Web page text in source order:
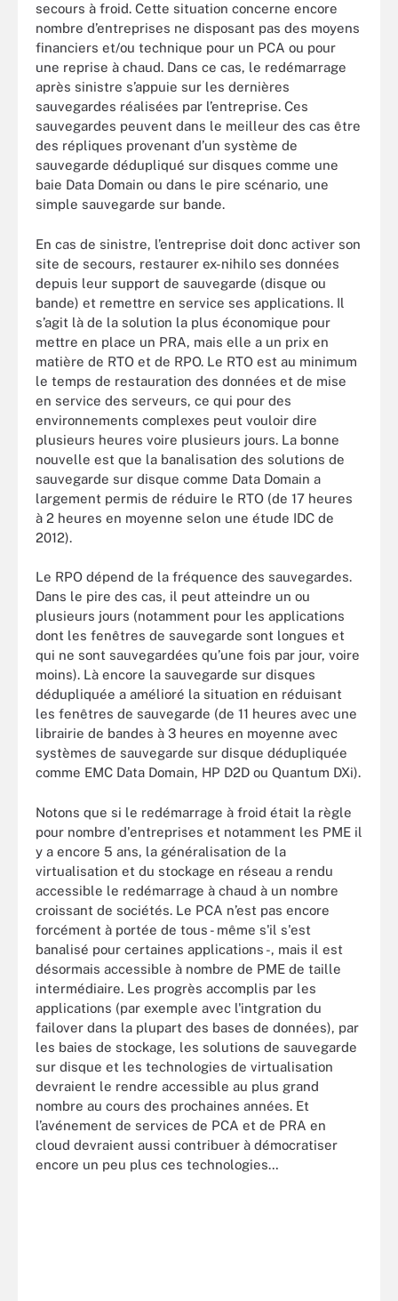
secours à froid. Cette situation concerne encore
nombre d’entreprises ne disposant pas des moyens
financiers et/ou technique pour un PCA ou pour
une reprise à chaud. Dans ce cas, le redémarrage
après sinistre s’appuie sur les dernières
sauvegardes réalisées par l’entreprise. Ces
sauvegardes peuvent dans le meilleur des cas être
des répliques provenant d’un système de
sauvegarde dédupliqué sur disques comme une
baie Data Domain ou dans le pire scénario, une
simple sauvegarde sur bande.
En cas de sinistre, l’entreprise doit donc activer son
site de secours, restaurer ex-nihilo ses données
depuis leur support de sauvegarde (disque ou
bande) et remettre en service ses applications. Il
s’agit là de la solution la plus économique pour
mettre en place un PRA, mais elle a un prix en
matière de RTO et de RPO. Le RTO est au minimum
le temps de restauration des données et de mise
en service des serveurs, ce qui pour des
environnements complexes peut vouloir dire
plusieurs heures voire plusieurs jours. La bonne
nouvelle est que la banalisation des solutions de
sauvegarde sur disque comme Data Domain a
largement permis de réduire le RTO (de 17 heures
à 2 heures en moyenne selon une étude IDC de
2012).
Le RPO dépend de la fréquence des sauvegardes.
Dans le pire des cas, il peut atteindre un ou
plusieurs jours (notamment pour les applications
dont les fenêtres de sauvegarde sont longues et
qui ne sont sauvegardées qu’une fois par jour, voire
moins). Là encore la sauvegarde sur disques
dédupliquée a amélioré la situation en réduisant
les fenêtres de sauvegarde (de 11 heures avec une
librairie de bandes à 3 heures en moyenne avec
systèmes de sauvegarde sur disque dédupliquée
comme EMC Data Domain, HP D2D ou Quantum DXi).
Notons que si le redémarrage à froid était la règle
pour nombre d'entreprises et notamment les PME il
y a encore 5 ans, la généralisation de la
virtualisation et du stockage en réseau a rendu
accessible le redémarrage à chaud à un nombre
croissant de sociétés. Le PCA n’est pas encore
forcément à portée de tous - même s'il s'est
banalisé pour certaines applications -, mais il est
désormais accessible à nombre de PME de taille
intermédiaire. Les progrès accomplis par les
applications (par exemple avec l'intgration du
failover dans la plupart des bases de données), par
les baies de stockage, les solutions de sauvegarde
sur disque et les technologies de virtualisation
devraient le rendre accessible au plus grand
nombre au cours des prochaines années. Et
l’avénement de services de PCA et de PRA en
cloud devraient aussi contribuer à démocratiser
encore un peu plus ces technologies…